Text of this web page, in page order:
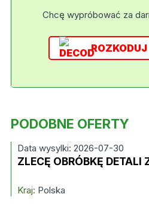
Chcę wypróbować za
ROZKODUJ
PODOBNE OFERTY
Data wysylki: 2026-07-30
ZLECĘ OBRÓBKĘ DETALI
Kraj: Polska